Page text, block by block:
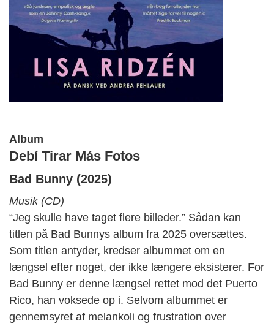
Album
Debí Tirar Más Fotos
Bad Bunny (2025)
Musik (CD)
“Jeg skulle have taget flere billeder.” Sådan kan
titlen på Bad Bunnys album fra 2025 oversættes.
Som titlen antyder, kredser albummet om en
længsel efter noget, der ikke længere eksisterer. For
Bad Bunny er denne længsel rettet mod det Puerto
Rico, han voksede op i. Selvom albummet er
gennemsyret af melankoli og frustration over